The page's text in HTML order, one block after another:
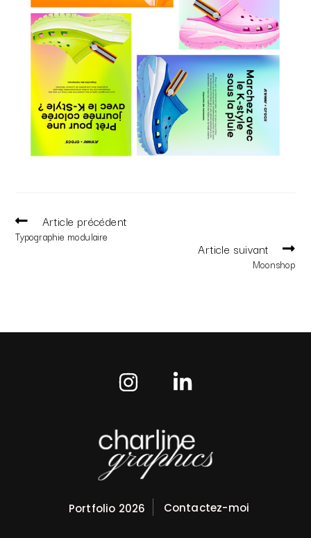
Article précédent
Typographie modulaire
Article suivant
Moonshop
Portfolio 2026 Contactez-moi